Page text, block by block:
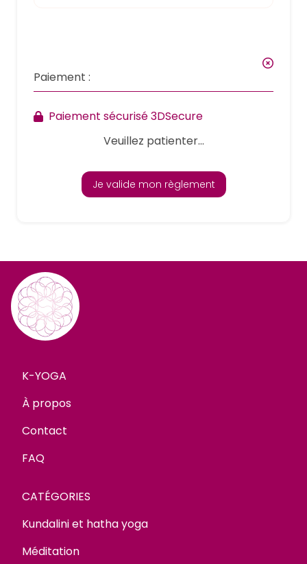
Paiement :
Paiement sécurisé 3DSecure
Veuillez patienter...
Je valide mon règlement
K-YOGA
À propos
Contact
FAQ
CATÉGORIES
Kundalini et hatha yoga
Méditation